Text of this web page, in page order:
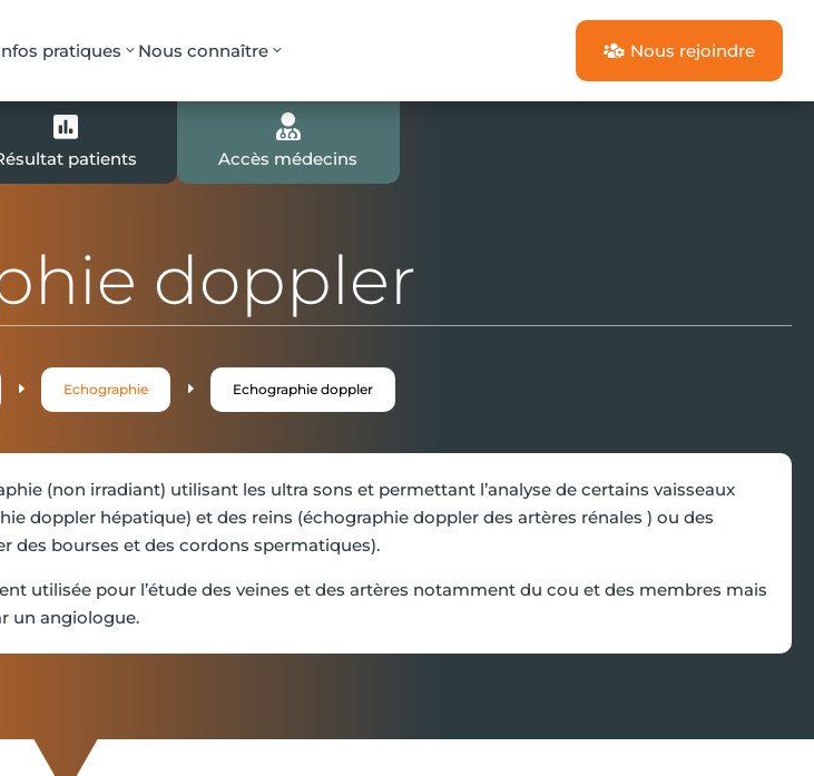
pratiques Nous connaître  Nous rejoindre

patients

Accès médecins
doppler
E Echographie E Echographie doppler
(non irradiant) utilisant les ultra sons et permettant l’analyse de certains vaisseaux
doppler hépatique) et des reins (échographie doppler des artères rénales ) ou des
des bourses et des cordons spermatiques).
utilisée pour l’étude des veines et des artères notamment du cou et des membres mais
un angiologue.